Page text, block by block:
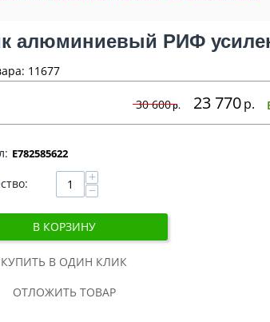
алюминиевый РИФ
11677
30 600р 23 770 р
E782585622
+
−
В КОРЗИНУ
КУПИТЬ В ОДИН КЛИК
ОТЛОЖИТЬ ТОВАР